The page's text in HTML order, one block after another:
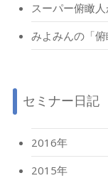
スーパー俯瞰
みよみんの「俯
セミナー日記
2016年
2015年